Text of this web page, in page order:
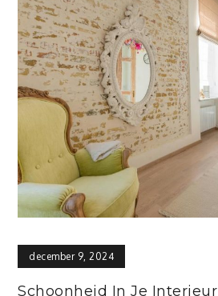
december 9, 2024
Schoonheid In Je Interieur